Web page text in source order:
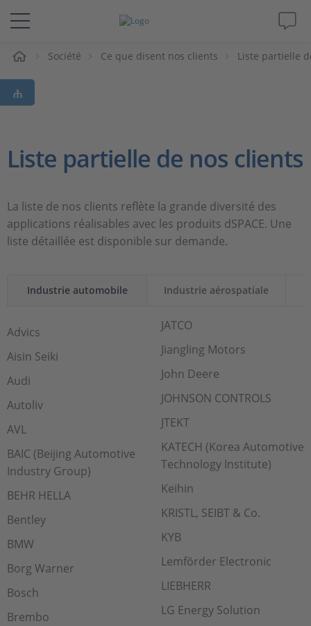
Solutions & Produits
Support
Carrières
Société Ce que disent nos clients Liste partielle
Liste partielle de nos clients
La liste de nos clients reflète la grande diversité des
applications réalisables avec les produits dSPACE. Une
liste détaillée est disponible sur demande.
Industrie automobile Industrie aérospatiale
Advics
Aisin Seiki
Audi
Autoliv
AVL
BAIC (Beijing Automotive
Industry Group)
BEHR HELLA
Bentley
BMW
Borg Warner
Bosch
Brembo
JATCO
Jiangling Motors
John Deere
JOHNSON CONTROLS
JTEKT
KATECH (Korea Automotive
Technology Institute)
Keihin
KRISTL, SEIBT & Co.
KYB
Lemförder Electronic
LIEBHERR
LG Energy Solution